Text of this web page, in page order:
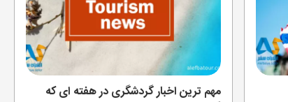
مهم ترین اخبار گردشگری در هفته ای که